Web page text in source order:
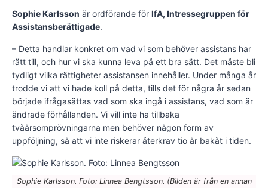
Sophie Karlsson är ordförande för IfA, Intressegruppen för
Assistansberättigade.
– Detta handlar konkret om vad vi som behöver assistans har
rätt till, och hur vi ska kunna leva på ett bra sätt. Det måste bli
tydligt vilka rättigheter assistansen innehåller. Under många år
trodde vi att vi hade koll på detta, tills det för några år sedan
började ifrågasättas vad som ska ingå i assistans, vad som är
ändrade förhållanden. Vi vill inte ha tillbaka
tvåårsomprövningarna men behöver någon form av
uppföljning, så att vi inte riskerar återkrav tio år bakåt i tiden.
Sophie Karlsson. Foto: Linnea Bengtsson. (Bilden är från en annan